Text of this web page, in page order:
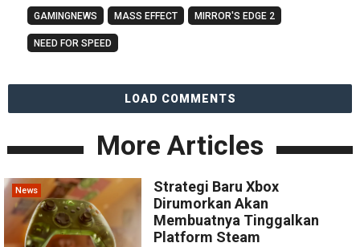
GAMINGNEWS MASS EFFECT MIRROR'S EDGE 2
NEED FOR SPEED
LOAD COMMENTS
More Articles
News
Strategi Baru Xbox
Dirumorkan Akan
Membuatnya Tinggalkan
Platform Steam